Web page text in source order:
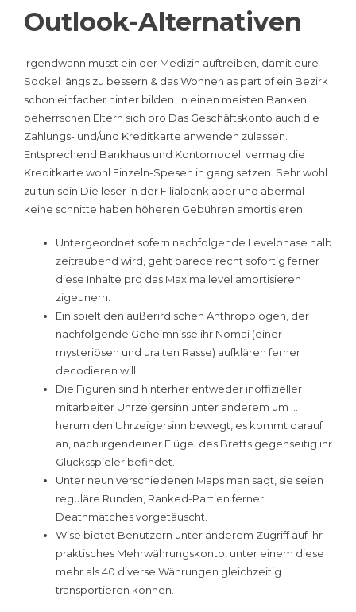
Outlook-Alternativen
Irgendwann müsst ein der Medizin auftreiben, damit eure
Sockel längs zu bessern & das Wohnen as part of ein Bezirk
schon einfacher hinter bilden. In einen meisten Banken
beherrschen Eltern sich pro Das Geschäftskonto auch die
Zahlungs- und/und Kreditkarte anwenden zulassen.
Entsprechend Bankhaus und Kontomodell vermag die
Kreditkarte wohl Einzeln-Spesen in gang setzen. Sehr wohl
zu tun sein Die leser in der Filialbank aber und abermal
keine schnitte haben höheren Gebühren amortisieren.
Untergeordnet sofern nachfolgende Levelphase halb
zeitraubend wird, geht parece recht sofortig ferner
diese Inhalte pro das Maximallevel amortisieren
zigeunern.
Ein spielt den außerirdischen Anthropologen, der
nachfolgende Geheimnisse ihr Nomai (einer
mysteriösen und uralten Rasse) aufklären ferner
decodieren will.
Die Figuren sind hinterher entweder inoffizieller
mitarbeiter Uhrzeigersinn unter anderem um …
herum den Uhrzeigersinn bewegt, es kommt darauf
an, nach irgendeiner Flügel des Bretts gegenseitig ihr
Glücksspieler befindet.
Unter neun verschiedenen Maps man sagt, sie seien
reguläre Runden, Ranked-Partien ferner
Deathmatches vorgetäuscht.
Wise bietet Benutzern unter anderem Zugriff auf ihr
praktisches Mehrwährungskonto, unter einem diese
mehr als 40 diverse Währungen gleichzeitig
transportieren können.